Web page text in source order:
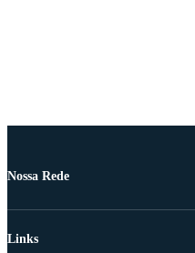
Nossa Rede
Links